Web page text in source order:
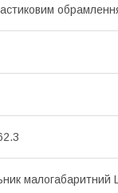
малогабаритний